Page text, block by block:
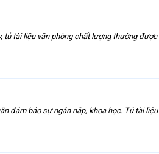
tủ tài liệu văn phòng chất lượng thường
đảm bảo sự ngăn nắp, khoa học. Tủ tài